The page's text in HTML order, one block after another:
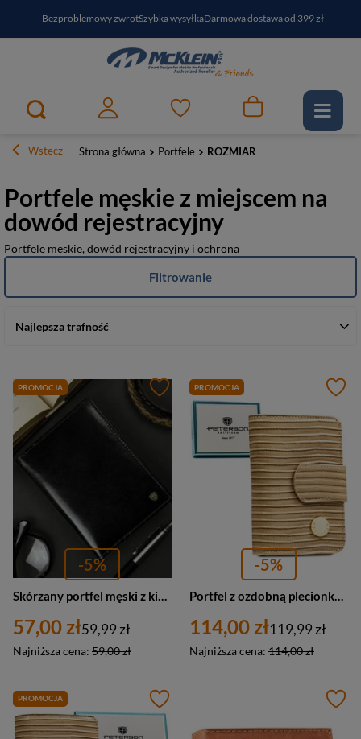
Bezproblemowy zwrotSzybka wysyłkaDarmowa dostawa od 399 zł
PayPo - kup i zapłać za30 dniZapisz się do newslettera i odbierz RABAT
Wstecz Strona główna Portfele ROZMIAR
Portfele męskie z miejscem na
dowód rejestracyjny
Portfele męskie, dowód rejestracyjny i ochrona
Najlepsza trafność
Filtrowanie
PROMOCJA
-5%
Skórzany portfel męski z kieszenią na monety czarny - Rovicky N02-RVT BL
57,00 zł
Najniższa cena: 59,00 zł
59,99 zł
PROMOCJA
-5%
Portfel z ozdobną plecionką w beżowym kolorze, wykonany ze skóry naturalnej i ekologicznej - Peterson
114,00 zł
Najniższa cena: 114,00 zł
119,99 zł
PROMOCJA